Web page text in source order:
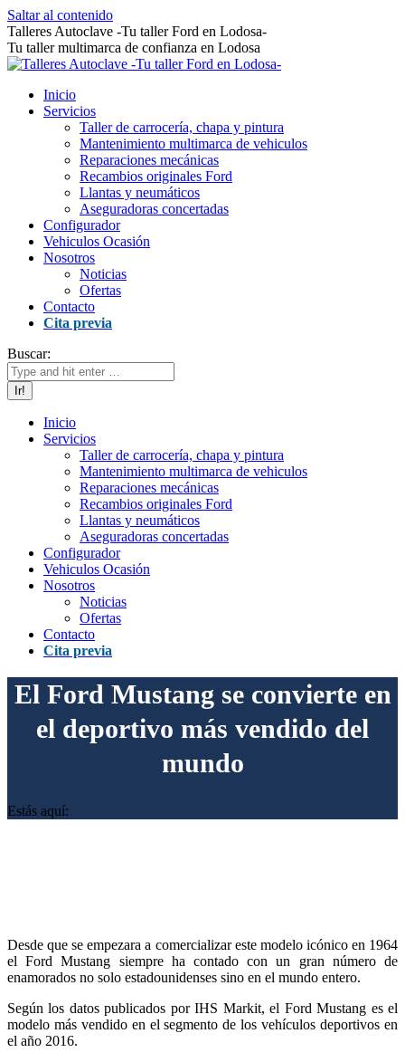
Saltar al contenido
Talleres Autoclave -Tu taller Ford en Lodosa-
Tu taller multimarca de confianza en Lodosa
Inicio
Servicios
Taller de carrocería, chapa y pintura
Mantenimiento multimarca de vehiculos
Reparaciones mecánicas
Recambios originales Ford
Llantas y neumáticos
Aseguradoras concertadas
Configurador
Vehiculos Ocasión
Nosotros
Noticias
Ofertas
Contacto
Cita previa
Buscar:
Inicio
Servicios
Taller de carrocería, chapa y pintura
Mantenimiento multimarca de vehiculos
Reparaciones mecánicas
Recambios originales Ford
Llantas y neumáticos
Aseguradoras concertadas
Configurador
Vehiculos Ocasión
Nosotros
Noticias
Ofertas
Contacto
Cita previa
El Ford Mustang se convierte en
el deportivo más vendido del
mundo
Estás aquí:
Desde que se empezara a comercializar este modelo icónico en 1964
el Ford Mustang siempre ha contado con un gran número de
enamorados no solo estadounidenses sino en el mundo entero.
Según los datos publicados por IHS Markit, el Ford Mustang es el
modelo más vendido en el segmento de los vehículos deportivos en
el año 2016.